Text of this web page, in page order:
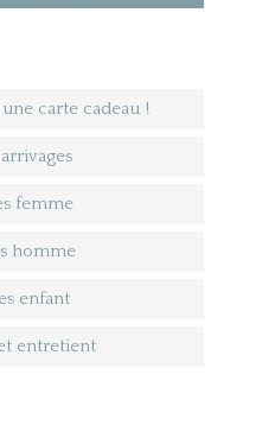
carte cadeau !
femme
homme
enfant
entretient